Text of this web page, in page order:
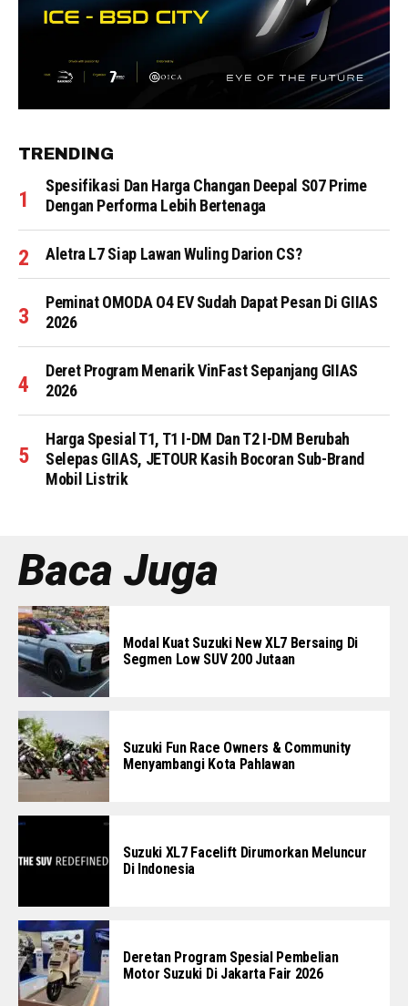
TRENDING
Spesifikasi Dan Harga Changan Deepal S07 Prime
Dengan Performa Lebih Bertenaga
Aletra L7 Siap Lawan Wuling Darion CS?
Peminat OMODA O4 EV Sudah Dapat Pesan Di GIIAS
2026
Deret Program Menarik VinFast Sepanjang GIIAS
2026
Harga Spesial T1, T1 I-DM Dan T2 I-DM Berubah
Selepas GIIAS, JETOUR Kasih Bocoran Sub-Brand
Mobil Listrik
Baca Juga
Modal Kuat Suzuki New XL7 Bersaing Di
Segmen Low SUV 200 Jutaan
Suzuki Fun Race Owners & Community
Menyambangi Kota Pahlawan
Suzuki XL7 Facelift Dirumorkan Meluncur
Di Indonesia
Deretan Program Spesial Pembelian
Motor Suzuki Di Jakarta Fair 2026